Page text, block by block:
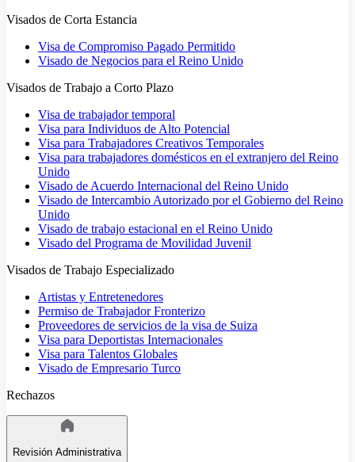
Visados de Corta Estancia
Visa de Compromiso Pagado Permitido
Visado de Negocios para el Reino Unido
Visados de Trabajo a Corto Plazo
Visa de trabajador temporal
Visa para Individuos de Alto Potencial
Visa para Trabajadores Creativos Temporales
Visa para trabajadores domésticos en el extranjero del Reino
Unido
Visado de Acuerdo Internacional del Reino Unido
Visado de Intercambio Autorizado por el Gobierno del Reino
Unido
Visado de trabajo estacional en el Reino Unido
Visado del Programa de Movilidad Juvenil
Visados de Trabajo Especializado
Artistas y Entretenedores
Permiso de Trabajador Fronterizo
Proveedores de servicios de la visa de Suiza
Visa para Deportistas Internacionales
Visa para Talentos Globales
Visado de Empresario Turco
Rechazos
Revisión Administrativa